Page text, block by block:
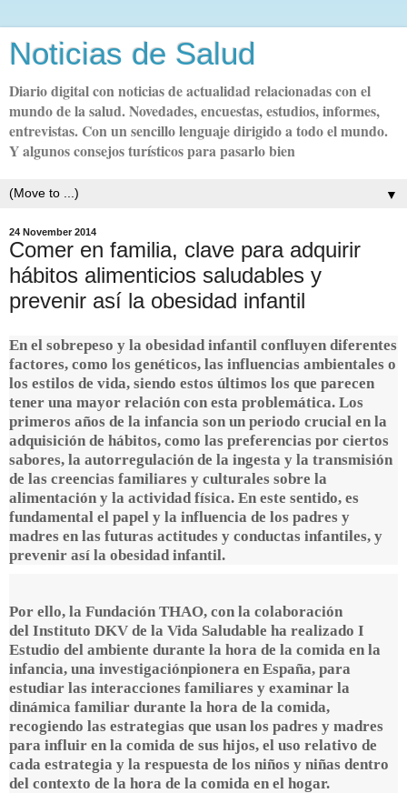
Noticias de Salud
Diario digital con noticias de actualidad relacionadas con el
mundo de la salud. Novedades, encuestas, estudios, informes,
entrevistas. Con un sencillo lenguaje dirigido a todo el mundo.
Y algunos consejos turísticos para pasarlo bien
▼
24 November 2014
Comer en familia, clave para adquirir
hábitos alimenticios saludables y
prevenir así la obesidad infantil
En el sobrepeso y la obesidad infantil confluyen diferentes
factores, como los genéticos, las influencias ambientales o
los estilos de vida, siendo estos últimos los que parecen
tener una mayor relación con esta problemática. Los
primeros años de la infancia son un periodo crucial en la
adquisición de hábitos, como las preferencias por ciertos
sabores, la autorregulación de la ingesta y la transmisión
de las creencias familiares y culturales sobre la
alimentación y la actividad física. En este sentido, es
fundamental el papel y la influencia de los padres y
madres en las futuras actitudes y conductas infantiles, y
prevenir así la obesidad infantil.
Por ello, la Fundación THAO, con la colaboración
del Instituto DKV de la Vida Saludable ha realizado I
Estudio del ambiente durante la hora de la comida en la
infancia, una investigaciónpionera en España, para
estudiar las interacciones familiares y examinar la
dinámica familiar durante la hora de la comida,
recogiendo las estrategias que usan los padres y madres
para influir en la comida de sus hijos, el uso relativo de
cada estrategia y la respuesta de los niños y niñas dentro
del contexto de la hora de la comida en el hogar.